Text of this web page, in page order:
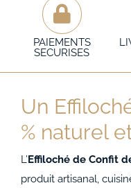
PAIEMENTS
SECURISES
Un
% naturel
L’Effiloché de Confit
produit artisanal,